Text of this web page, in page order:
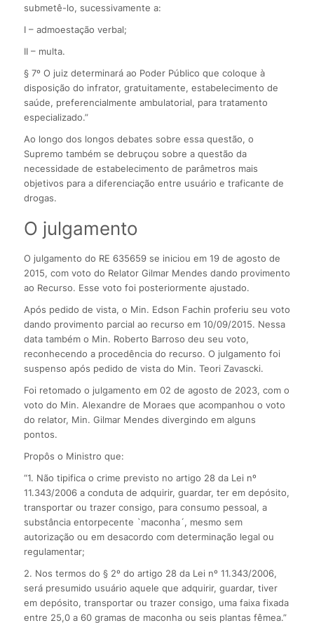
submetê-lo, sucessivamente a:
I – admoestação verbal;
II – multa.
§ 7º O juiz determinará ao Poder Público que coloque à
disposição do infrator, gratuitamente, estabelecimento de
saúde, preferencialmente ambulatorial, para tratamento
especializado.”
Ao longo dos longos debates sobre essa questão, o
Supremo também se debruçou sobre a questão da
necessidade de estabelecimento de parâmetros mais
objetivos para a diferenciação entre usuário e traficante de
drogas.
O julgamento
O julgamento do RE 635659 se iniciou em 19 de agosto de
2015, com voto do Relator Gilmar Mendes dando provimento
ao Recurso. Esse voto foi posteriormente ajustado.
Após pedido de vista, o Min. Edson Fachin proferiu seu voto
dando provimento parcial ao recurso em 10/09/2015. Nessa
data também o Min. Roberto Barroso deu seu voto,
reconhecendo a procedência do recurso. O julgamento foi
suspenso após pedido de vista do Min. Teori Zavascki.
Foi retomado o julgamento em 02 de agosto de 2023, com o
voto do Min. Alexandre de Moraes que acompanhou o voto
do relator, Min. Gilmar Mendes divergindo em alguns
pontos.
Propôs o Ministro que:
“1. Não tipifica o crime previsto no artigo 28 da Lei nº
11.343/2006 a conduta de adquirir, guardar, ter em depósito,
transportar ou trazer consigo, para consumo pessoal, a
substância entorpecente `maconha´, mesmo sem
autorização ou em desacordo com determinação legal ou
regulamentar;
2. Nos termos do § 2º do artigo 28 da Lei nº 11.343/2006,
será presumido usuário aquele que adquirir, guardar, tiver
em depósito, transportar ou trazer consigo, uma faixa fixada
entre 25,0 a 60 gramas de maconha ou seis plantas fêmea.”